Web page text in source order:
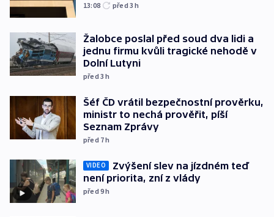
13:08 před 3h
Žalobce poslal před soud dva lidi a
jednu firmu kvůli tragické nehodě v
Dolní Lutyni
před 3h
Šéf ČD vrátil bezpečnostní prověrku,
ministr to nechá prověřit, píší
Seznam Zprávy
před 7h
VIDEO
Zvýšení slev na jízdném teď
není priorita, zní z vlády
před 9h